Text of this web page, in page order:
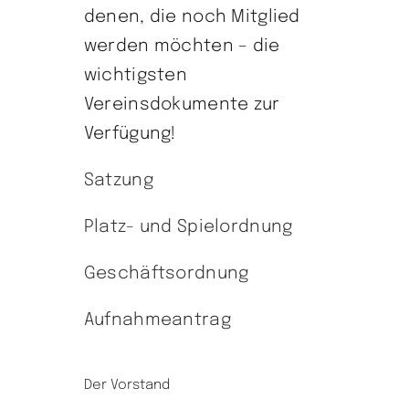
denen, die noch Mitglied
werden möchten – die
wichtigsten
Vereinsdokumente zur
Verfügung!
Satzung
Platz- und Spielordnung
Geschäftsordnung
Aufnahmeantrag
Der Vorstand